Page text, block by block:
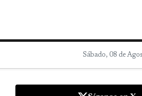
Sábado, 08 de